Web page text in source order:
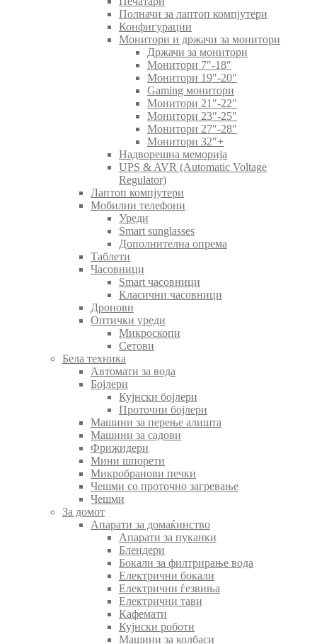
Полначи за лаптоп компјутери
Конфигурации
Монитори и држачи за монитори
Држачи за монитори
Монитори 7″-18″
Монитори 19″-20″
Gaming монитори
Монитори 21″-22″
Монитори 23″-25″
Монитори 27″-28″
Монитори 32″+
Надворешна меморија
UPS & AVR (Automatic Voltage
Regulator)
Лаптоп компјутери
Мобилни телефони
Уреди
Smart sunglasses
Дополнителна опрема
Таблети
Часовници
Smart часовници
Класични часовници
Дронови
Оптички уреди
Микроскопи
Сетови
Бела техника
Автомати за вода
Бојлери
Кујнски бојлери
Проточни бојлери
Машини за перење алишта
Машини за садови
Фрижидери
Мини шпорети
Микробранови печки
Чешми со проточно загревање
Чешми
За домот
Апарати за домаќинство
Апарати за пуканки
Блендери
Бокали за филтрирање вода
Електрични бокали
Електрични ѓезвиња
Електрични тави
Кафемати
Кујнски роботи
Машини за колбаси